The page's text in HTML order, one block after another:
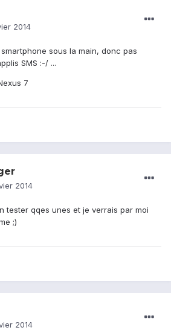
2014
sous la main, donc pas
SMS :-/ ...
7
2014
tester qqes unes et je verrais par moi
;)
2014